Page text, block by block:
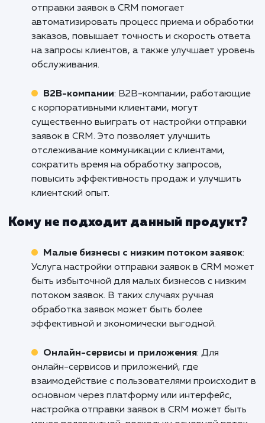
как мы можем помочь вам этого достичь.
Кому подходит данный продукт?
отправки заявок в CRM идеально подходит
маркетинговых агентств, которые активно
генерируют потоки заявок для своих
Она позволяет автоматизировать процесс
сбора и обработки заявок, улучшает
эффективность работы и увеличивает
конверсию.
Интернет-магазины: Для интернет-
обрабатывать потоки заказов. Услуга
отправки заявок в CRM помогает
автоматизировать процесс приема и
заказов, повышает точность и скорость
на запросы клиентов, а также улучшает
B2B-компании: B2B-компании,
с корпоративными клиентами, могут
существенно выиграть от настройки
заявок в CRM. Это позволяет улучшить